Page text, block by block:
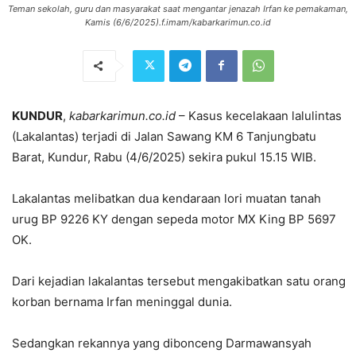
Teman sekolah, guru dan masyarakat saat mengantar jenazah Irfan ke pemakaman,
Kamis (6/6/2025).f.imam/kabarkarimun.co.id
KUNDUR, kabarkarimun.co.id – Kasus kecelakaan lalulintas
(Lakalantas) terjadi di Jalan Sawang KM 6 Tanjungbatu
Barat, Kundur, Rabu (4/6/2025) sekira pukul 15.15 WIB.
Lakalantas melibatkan dua kendaraan lori muatan tanah
urug BP 9226 KY dengan sepeda motor MX King BP 5697
OK.
Dari kejadian lakalantas tersebut mengakibatkan satu orang
korban bernama Irfan meninggal dunia.
Sedangkan rekannya yang dibonceng Darmawansyah